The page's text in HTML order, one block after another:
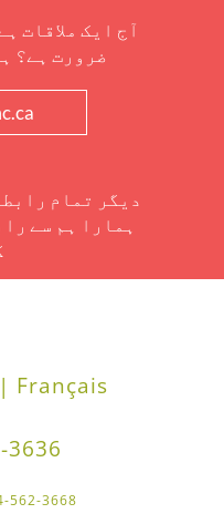
آج ایک ملاقات
ضرورت ہے؟
دیگر تمام
ہمارا ہم سے
Français |
3636
1-844-562-3668